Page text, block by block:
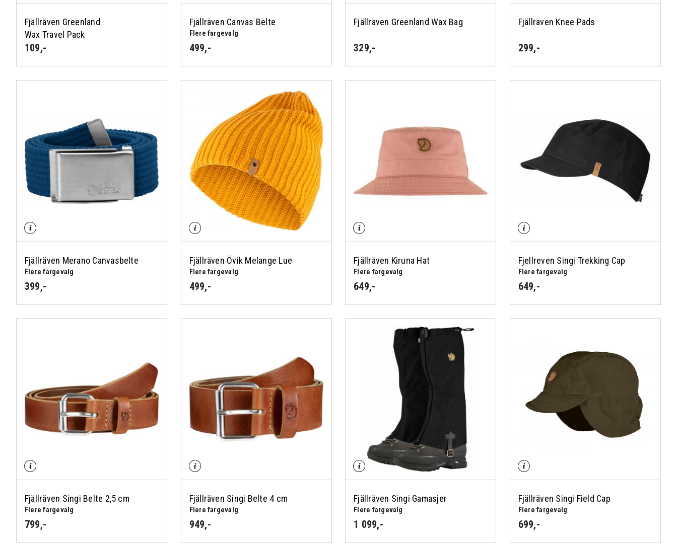
Fjällräven Greenland
Wax Travel Pack
109,-
Fjällräven Canvas Belte
Flere fargevalg
499,-
Fjällräven Greenland Wax Bag
329,-
Fjällräven Knee Pads
299,-
Fjällräven Merano Canvasbelte
Flere fargevalg
399,-
Fjällräven Övik Melange Lue
Flere fargevalg
499,-
Fjällräven Kiruna Hat
Flere fargevalg
649,-
Fjellreven Singi Trekking Cap
Flere fargevalg
649,-
Fjällräven Singi Belte 2,5 cm
Flere fargevalg
799,-
Fjällräven Singi Belte 4 cm
Flere fargevalg
949,-
Fjällräven Singi Gamasjer
Flere fargevalg
1 099,-
Fjällräven Singi Field Cap
Flere fargevalg
699,-